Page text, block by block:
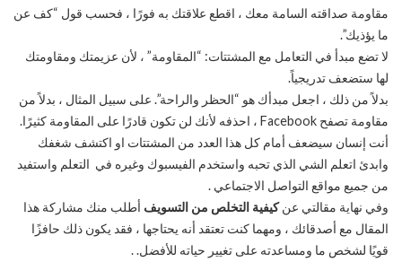
مقاومة صداقته السامة معك ، اقطع علاقتك به فورًا ، فحسب قول “كف عن
ما يؤذيك”.
لا تضع مبدأ في التعامل مع المشتتات: “المقاومة” ، لأن عزيمتك ومقاومتك
لها ستضعف تدريجياً.
بدلاً من ذلك ، اجعل مبدأك هو “الحظر والراحة”. على سبيل المثال ، بدلاً من
مقاومة تصفح Facebook ، احذفه لأنك لن تكون قادرًا على المقاومة كثيرًا.
أنت إنسان سيضعف أمام كل هذا العدد من المشتتات او اكتشف شغفك
وابدئ اتعلم الشي الذي تحبه واستخدم الفيسبوك وغيره في التعلم واستفيد
من جميع مواقع التواصل الاجتماعي .
وفي نهاية مقالتي عنكيفية التخلص من التسويف أطلب منك مشاركة هذا
المقال مع أصدقائك ، ومهما كنت تعتقد أنه يحتاجها ، فقد يكون ذلك حافزًا
قويًا لشخص ما ومساعدته على تغيير حياته للأفضل. .